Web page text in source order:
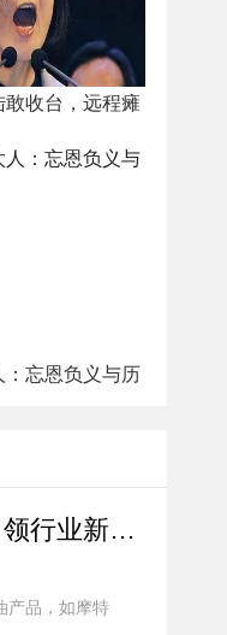
收台，远程瘫
：忘恩负义与历
摩特与川崎联手推出高性能NGEN 7机油，引领行业新风潮
产品，如摩特